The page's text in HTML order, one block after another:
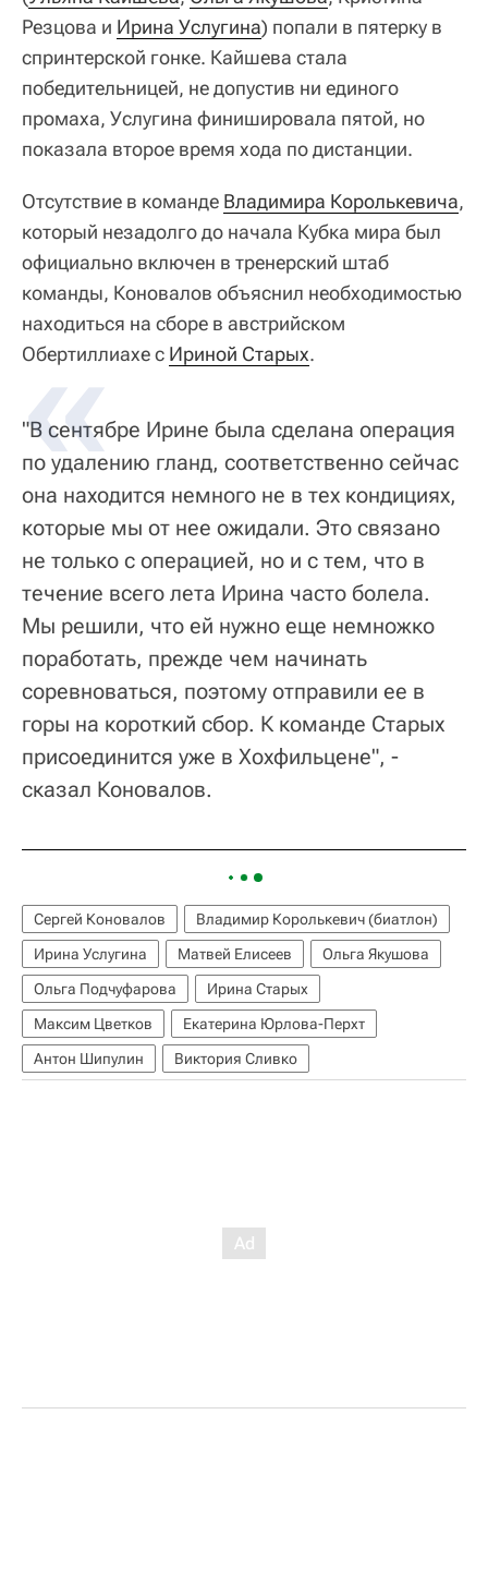
Резцова и Ирина Услугина) попали в пятерку в
спринтерской гонке. Кайшева стала
победительницей, не допустив ни единого
промаха, Услугина финишировала пятой, но
показала второе время хода по дистанции.
Отсутствие в команде Владимира Королькевича,
который незадолго до начала Кубка мира был
официально включен в тренерский штаб
команды, Коновалов объяснил необходимостью
находиться на сборе в австрийском
Обертиллиахе с Ириной Старых.
"В сентябре Ирине была сделана операция
по удалению гланд, соответственно сейчас
она находится немного не в тех кондициях,
которые мы от нее ожидали. Это связано
не только с операцией, но и с тем, что в
течение всего лета Ирина часто болела.
Мы решили, что ей нужно еще немножко
поработать, прежде чем начинать
соревноваться, поэтому отправили ее в
горы на короткий сбор. К команде Старых
присоединится уже в Хохфильцене", -
сказал Коновалов.
Сергей Коновалов
Владимир Королькевич (биатлон)
Ирина Услугина
Матвей Елисеев
Ольга Якушова
Ольга Подчуфарова
Ирина Старых
Максим Цветков
Екатерина Юрлова-Перхт
Антон Шипулин
Виктория Сливко